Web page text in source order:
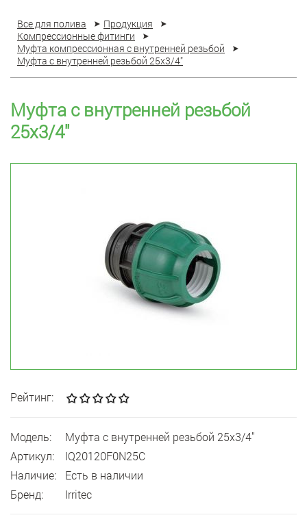
Все для полива
Продукция
Компрессионные фитинги
Муфта компрессионная с внутренней резьбой
Муфта с внутренней резьбой 25x3/4"
Муфта с внутренней резьбой
25x3/4"
Рейтинг:
Модель:
Муфта с внутренней резьбой 25x3/4"
Артикул:
IQ20120F0N25C
Наличие:
Есть в наличии
Бренд:
Irritec